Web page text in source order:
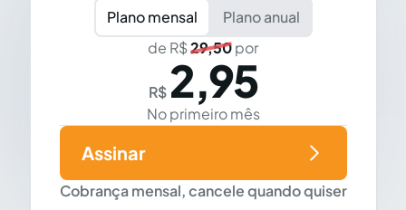
Plano mensal
Plano anual
de R$29,50por
R$ 2,95
No primeiro mês
Cobrança mensal, cancele quando quiser
Assinar